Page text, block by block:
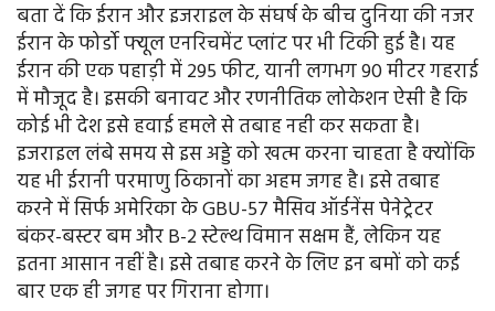
बता दें कि ईरान और इजराइल के संघर्ष के बीच दुनिया की नजर
ईरान के फोर्डो फ्यूल एनरिचमेंट प्लांट पर भी टिकी हुई है। यह
ईरान की एक पहाड़ी में 295 फीट, यानी लगभग 90 मीटर गहराई
में मौजूद है। इसकी बनावट और रणनीतिक लोकेशन ऐसी है कि
कोई भी देश इसे हवाई हमले से तबाह नही कर सकता है।
इजराइल लंबे समय से इस अड्डे को खत्म करना चाहता है क्योंकि
यह भी ईरानी परमाणु ठिकानों का अहम जगह है। इसे तबाह
करने में सिर्फ अमेरिका के GBU-57 मैसिव ऑर्डनेंस पेनेट्रेटर
बंकर-बस्टर बम और B-2 स्टेल्थ विमान सक्षम हैं, लेकिन यह
इतना आसान नहीं है। इसे तबाह करने के लिए इन बमों को कई
बार एक ही जगह पर गिराना होगा।